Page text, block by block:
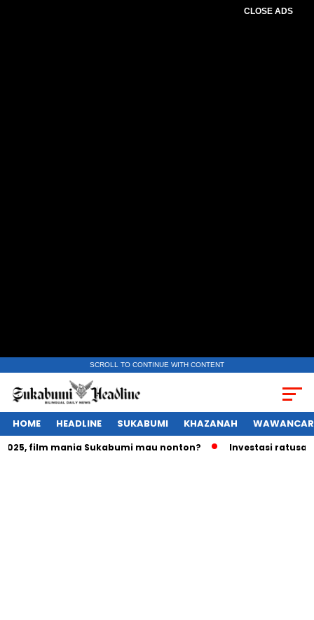
CLOSE ADS
SCROLL TO CONTINUE WITH CONTENT
HOME HEADLINE SUKABUMI KHAZANAH
mania Sukabumi mau nonton? Investasi ratusan triliun